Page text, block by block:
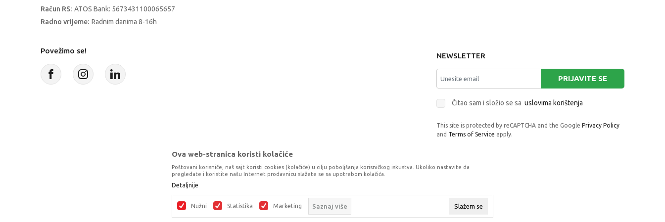
Račun RS: ATOS Bank: 5673431100065657
Radno vrijeme: Radnim danima 8-16h
Povežimo se!
NEWSLETTER
PRIJAVITE SE
Čitao sam i složio se sa uslovima korištenja
This site is protected by reCAPTCHA and the Google Privacy Policy
and Terms of Service apply.
Proizvode na sajtu nastojimo da opišemo što je preciznije moguće, ali ne možemo garantovati da su svi podaci i fotografije, navedeni u okrviru proizvoda, u
potpunosti kompletni i bez grešaka. Svi artikli prikazani na sajtu su dio naše ponude, ali ne podrazumijeva da su dostupni u svakom trenutku.
www.dexyco.ba, IzradaNB SOFT
Ova web-stranica koristi kolačiće
Poštovani korisniče, naš sajt koristi cookies (kolačiće) u cilju poboljšanja korisničkog iskustva. Ukoliko nastavite da
pregledate i koristite našu Internet prodavnicu slažete se sa upotrebom kolačića.
Detaljnije
Nužni Statistika Marketing Saznaj više Slažem se